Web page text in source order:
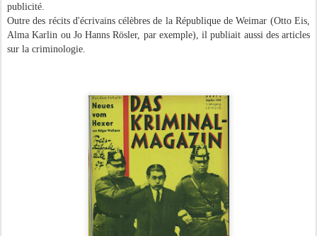
publicité.
Outre des récits d'écrivains célèbres de la République de Weimar (Otto Eis,
Alma Karlin ou Jo Hanns Rösler, par exemple), il publiait aussi des articles
sur la criminologie.